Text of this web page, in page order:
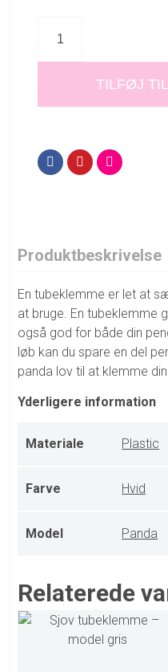
TILFØJ
Produktbeskrivelse
En tubeklemme er let at
at bruge. En tubeklemme
også god for både din
løb kan du spare en del
panda lov til at klemme
Yderligere information
Materiale Plastic
Farve Hvid
Model Panda
Relaterede